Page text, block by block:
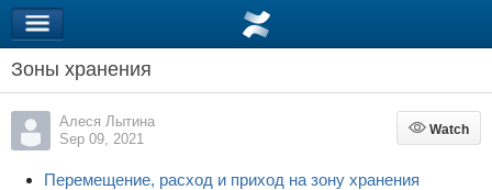
Зоны хранения
Алеся Лытина
Sep 09, 2021
Watch
Watch
Перемещение, расход и приход на зону хранения